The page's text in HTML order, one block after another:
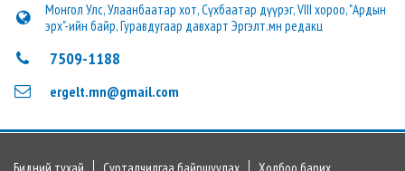
Монгол Улс, Улаанбаатар хот, Сүхбаатар дүүрэг, VIII хороо, "Ардын
эрх"-ийн байр, Гуравдугаар давхарт Эргэлт.мн редакц
7509-1188
ergelt.mn@gmail.com